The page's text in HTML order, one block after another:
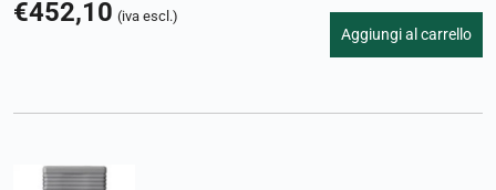
€452,10 (iva escl.)
Aggiungi al carrello